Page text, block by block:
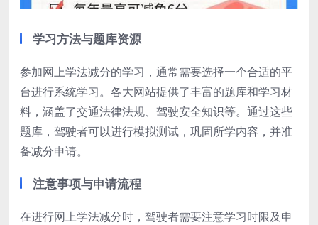
学习方法与题库资源
参加网上学法减分的学习，通常需要选择一个合适的平
台进行系统学习。各大网站提供了丰富的题库和学习材
料，涵盖了交通法律法规、驾驶安全知识等。通过这些
题库，驾驶者可以进行模拟测试，巩固所学内容，并准
备减分申请。
注意事项与申请流程
在进行网上学法减分时，驾驶者需要注意学习时限及申